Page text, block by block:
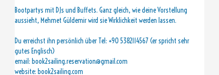
Bootpartys mit DJs und Buffets. Ganz gleich, wie deine Vorstellung
aussieht, Mehmet Güldemir wird sie Wirklichkeit werden lassen.
Du erreichst ihn persönlich über Tel: +90 5382114567 (er spricht sehr
gutes Englisch)
email: book2sailing.reservation@gmail.com
website: book2sailing.com